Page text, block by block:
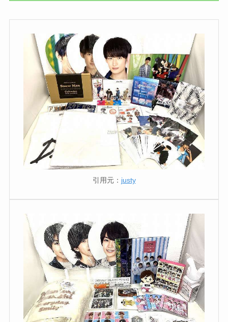
たりにくい？
snowmanファンクラブ月額の値
段は？入るか迷う？入るタイミン
グや会員数・入り方解説！
関ジャニの年齢順！∞のリーダー
は？レギュラー番組や初期メンバ
ーについても解説
は？天てれに出演していた？目黒
蓮との関係も調査！
引用元： justy